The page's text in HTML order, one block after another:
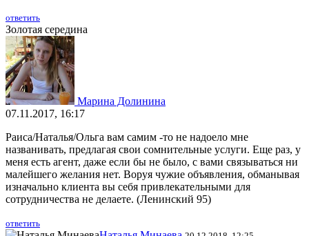
ответить
Золотая середина
Марина Долинина
07.11.2017, 16:17
Раиса/Наталья/Ольга вам самим -то не надоело мне
названивать, предлагая свои сомнительные услуги. Еще раз, у
меня есть агент, даже если бы не было, с вами связываться ни
малейшего желания нет. Воруя чужие объявления, обманывая
изначально клиента вы себя привлекательными для
сотрудничества не делаете. (Ленинский 95)
ответить